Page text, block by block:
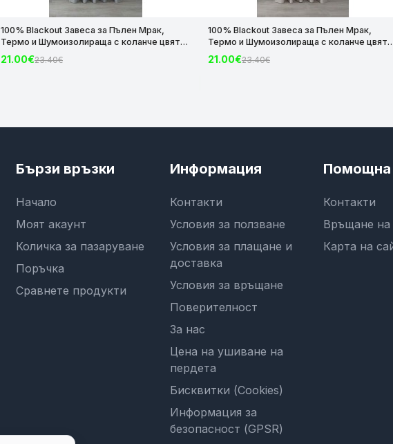
100% Blackout Завеса за Пълен Мрак,
Термо и Шумоизолираща с коланче цвят
Сив, 175х140 и 245х140 за Релса и Корниз
код-2023600-006
21.00€23.40€
100% Blackout Завеса за Пълен Мрак,
Термо и Шумоизолираща с коланче цвят
Таупе, 175х140 и 245х140 за Релса и Корниз
код-2023600-012
21.00€23.40€
Бързи връзки
Начало
Моят акаунт
Количка за пазаруване
Поръчка
Сравнете продукти
Информация
Контакти
Условия за ползване
Условия за плащане и
доставка
Условия за връщане
Поверителност
За нас
Цена на ушиване на
пердета
Бисквитки (Cookies)
Информация за
безопасност (GPSR)
Помощна
Контакти
Връщане на
Карта на